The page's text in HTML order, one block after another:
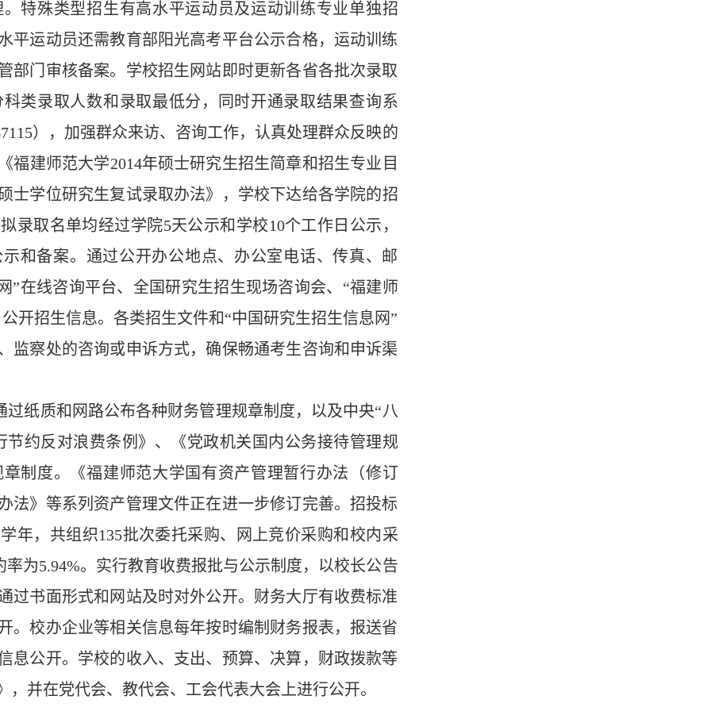
特殊类型招生有高水平运动员及运动训练专业单独招
平运动员还需教育部阳光高考平台公示合格，运动训练
部门审核备案。学校招生网站即时更新各省各批次录取
类录取人数和录取最低分，同时开通录取结果查询系
），加强群众来访、咨询工作，认真处理群众反映的
福建师范大学2014年硕士研究生招生简章和招生专业目
士学位研究生复试录取办法》，学校下达给各学院的招
录取名单均经过学院5天公示和学校10个工作日公示，
和备案。通过公开办公地点、办公室电话、传真、邮
”在线咨询平台、全国研究生招生现场咨询会、“福建师
开招生信息。各类招生文件和“中国研究生招生信息网”
监察处的咨询或申诉方式，确保畅通考生咨询和申诉渠
过纸质和网路公布各种财务管理规章制度，以及中央“八
节约反对浪费条例》、《党政机关国内公务接待管理规
制度。《福建师范大学国有资产管理暂行办法（修订
法》等系列资产管理文件正在进一步修订完善。招投标
年，共组织135批次委托采购、网上竞价采购和校内采
率为5.94%。实行教育收费报批与公示制度，以校长公告
过书面形式和网站及时对外公开。财务大厅有收费标准
。校办企业等相关信息每年按时编制财务报表，报送省
息公开。学校的收入、支出、预算、决算，财政拨款等
并在党代会、教代会、工会代表大会上进行公开。